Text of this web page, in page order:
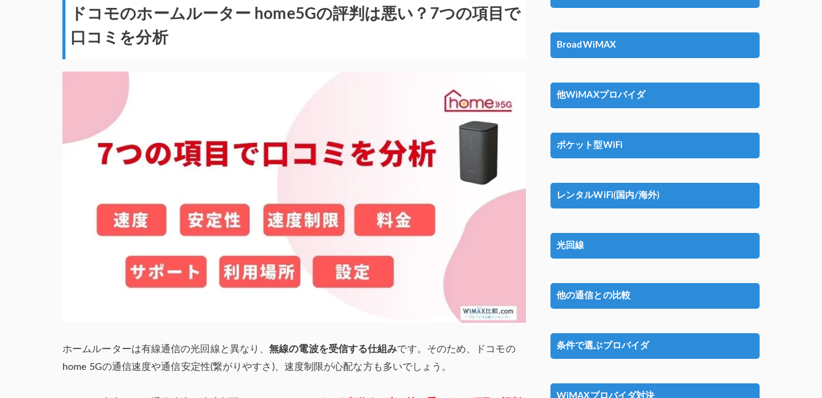
ドコモのホームルーター home5Gの評判は悪い？7つの項目で
口コミを分析
ホームルーターは有線通信の光回線と異なり、無線の電波を受信する仕組みです。そのため、ドコモの
home 5Gの通信速度や通信安定性(繋がりやすさ)、速度制限が心配な方も多いでしょう。
BroadWiMAX
他WiMAXプロバイダ
ポケット型WiFi
レンタルWiFi(国内/海外)
光回線
他の通信との比較
条件で選ぶプロバイダ
WiMAXプロバイダ対決